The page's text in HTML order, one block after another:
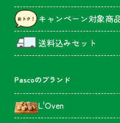
キャンペーン対象商
送料込みセット
Pascoのブランド
L'Oven